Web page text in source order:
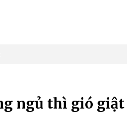
ngủ thì gió